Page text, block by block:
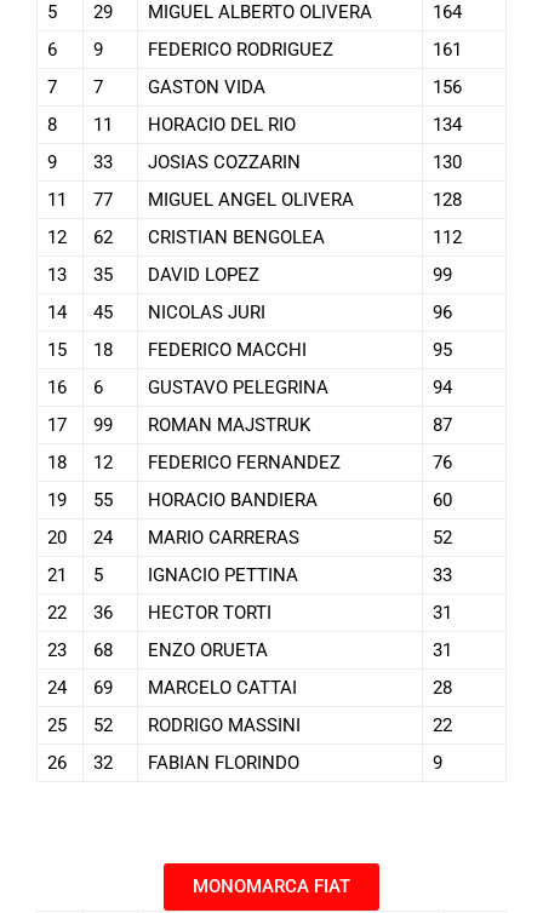
5
29 MIGUEL ALBERTO OLIVERA
164
6
9 FEDERICO RODRIGUEZ
161
7
7 GASTON VIDA
156
8
11 HORACIO DEL RIO
134
9
33 JOSIAS COZZARIN
130
11
77 MIGUEL ANGEL OLIVERA
128
12
62 CRISTIAN BENGOLEA
112
13
35 DAVID LOPEZ
99
14
45 NICOLAS JURI
96
15
18 FEDERICO MACCHI
95
16
6 GUSTAVO PELEGRINA
94
17
99 ROMAN MAJSTRUK
87
18
12 FEDERICO FERNANDEZ
76
19
55 HORACIO BANDIERA
60
20
24 MARIO CARRERAS
52
21
5 IGNACIO PETTINA
33
22
36 HECTOR TORTI
31
23
68 ENZO ORUETA
31
24
69 MARCELO CATTAI
28
25
52 RODRIGO MASSINI
22
26
32 FABIAN FLORINDO 9
MONOMARCA FIAT